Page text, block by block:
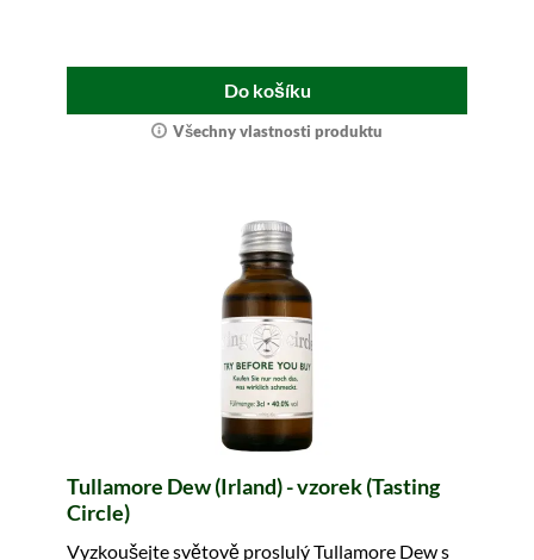
Do košíku
Všechny vlastnosti produktu
Tullamore Dew (Irland) - vzorek (Tasting
Circle)
Vyzkoušejte světově proslulý Tullamore Dew s